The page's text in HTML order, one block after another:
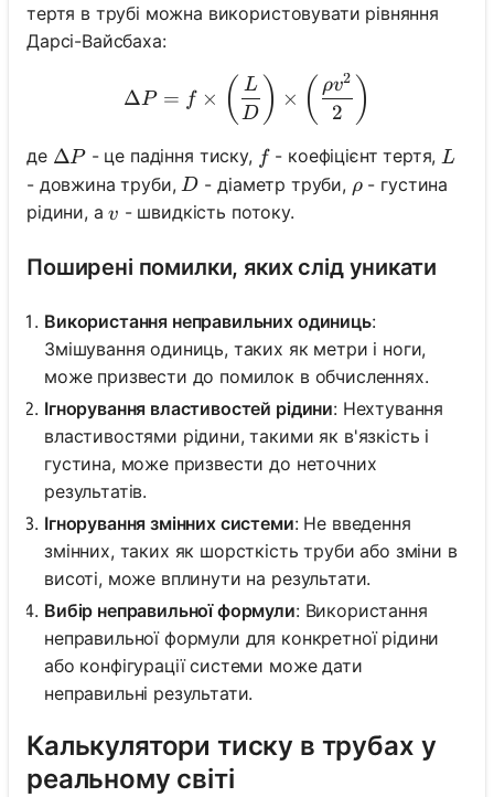
тертя в трубі можна використовувати рівняння
Дарсі-Вайсбаха:
\Delta P = f \times
ΔP = f × ( D
L ) × ( 2
ρv2 )
де \Delta P
ΔP- це падіння тиску, ff- коефіцієнт тертя, L
L
- довжина труби, D
D - діаметр труби, \rho
ρ- густина
рідини, аv
v - швидкість потоку.
Поширені помилки, яких слід уникати
Використання неправильних одиниць:
Змішування одиниць, таких як метри і ноги,
може призвести до помилок в обчисленнях.
Ігнорування властивостей рідини: Нехтування
властивостями рідини, такими як в'язкість і
густина, може призвести до неточних
результатів.
Ігнорування змінних системи: Не введення
змінних, таких як шорсткість труби або зміни в
висоті, може вплинути на результати.
Вибір неправильної формули: Використання
неправильної формули для конкретної рідини
або конфігурації системи може дати
неправильні результати.
Калькулятори тиску в трубах у
реальному світі